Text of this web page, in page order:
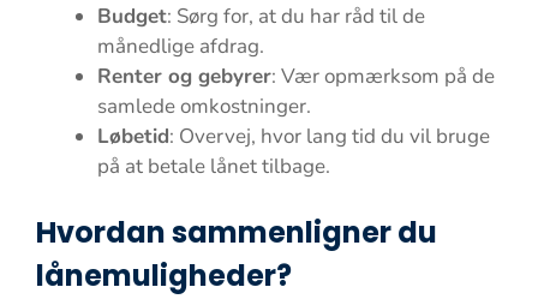
Budget: Sørg for, at du har råd til de
månedlige afdrag.
Renter og gebyrer: Vær opmærksom på de
samlede omkostninger.
Løbetid: Overvej, hvor lang tid du vil bruge
på at betale lånet tilbage.
Hvordan sammenligner du
lånemuligheder?